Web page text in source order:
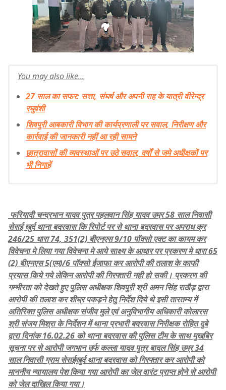
You may also like...
27 साल का सफर: सत्ता, संघर्ष और अपनी राह के यात्री वीरेन्द्र
रघुवंशी
शिवपुरी आबकारी विभाग की कार्यप्रणाली पर सवाल, निरीक्षण और
कार्रवाई की जानकारी नहीं आ रही सामने
छात्रावासों की व्यवस्थाओं पर उठे सवाल, वर्षों से जमे अधीक्षकों पर
भी निगाहें
फरियादी चन्द्रभान यादव पुत्र पहलवान सिंह यादव उम्र 58 साल निवासी
सेसई खुर्द थाना बदरवास कि रिपोर्ट पर से थाना बदरवास पर अपराध क्र
246/25 धारा 74, 351(2) बीएनएस 9/10 पॉक्सो एक्ट का कायम कर
विवेचना मे लिया गया विवेचना मे आये साक्ष्य के आधार पर प्रकरण मे धारा 65
(2) बीएनएस 5(एम)/6 पॉक्सो ईजाफा कर आरोपी की तलाश के काफी
प्रयास किये गये लेकिन आरोपी की गिरफ्तारी नही हो सकी। प्रकरण की
गम्भीरता को देखते हुए पुलिस अधीक्षक शिवपुरी श्री अमन सिंह राठौड़ द्वारा
आरोपी की तलाश कर शीघ्र पकड़ने हेतु निर्देश दिये थे इसी तारतम्य में
अतिरिक्त पुलिस अधीक्षक संजीव मुले एवं अनुविभागीय अधिकारी कोलारस
श्री संजय मिश्रा के निर्देशन में थाना प्रभारी बदरवास निरीक्षक रोहित दुबे
द्वारा दिनांक 16.02.26 को थाना बदरवास की पुलिस टीम के साथ मुखबिर
सूचना पर से आरोपी जगभान उर्फ कल्ला यादव पुत्र बादल सिंह उम्र 34
साल निवासी ग्राम सेसईखुर्द थाना बदरवास को गिरफ्तार कर आरोपी को
माननीय न्यायालय पेश किया गया आरोपी का जेल वारंट प्राप्त होने से आरोपी
को जेल दाखिल किया गया।